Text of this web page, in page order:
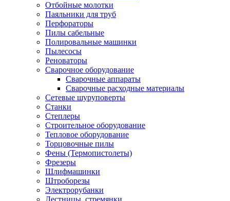
Отбойные молотки
Паяльники для труб
Перфораторы
Пилы сабельные
Полировальные машинки
Пылесосы
Реноваторы
Сварочное оборудование
Сварочные аппараты
Сварочные расходные материалы
Сетевые шуруповерты
Станки
Степлеры
Строительное оборудование
Тепловое оборудование
Торцовочные пилы
Фены (Термопистолеты)
Фрезеры
Шлифмашинки
Штроборезы
Электрорубанки
Лестницы, стремянки